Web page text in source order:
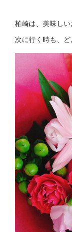
柏崎は、美味し
次に行く時も、